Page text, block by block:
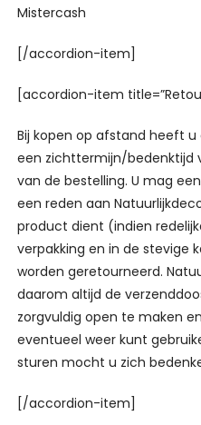
Mistercash
[/accordion-item]
[accordion-item
Bij kopen op afstand heeft
een zichttermijn/bedenktijd
van de bestelling. U mag
een reden aan
product dient (indien
verpakking en in de stevige
worden geretourneerd.
daarom altijd de
zorgvuldig open te maken
eventueel weer kunt
sturen mocht u zich
[/accordion-item]